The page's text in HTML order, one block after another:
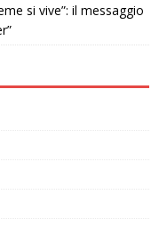
si vive”: il messaggio